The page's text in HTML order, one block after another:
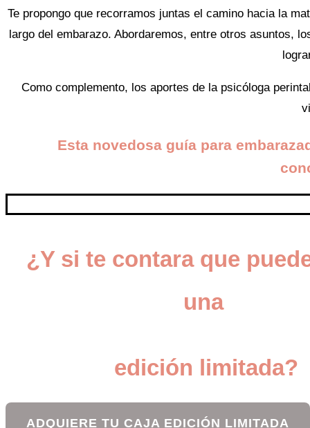
Te propongo que recorramos juntas el camino hacia la
largo del embarazo. Abordaremos, entre otros asuntos,
Como complemento, los aportes de la psicóloga
Esta novedosa guía para
¿Y si te contara que
una
edición limitada?
ADQUIERE TU CAJA EDICIÓN LIMITADA